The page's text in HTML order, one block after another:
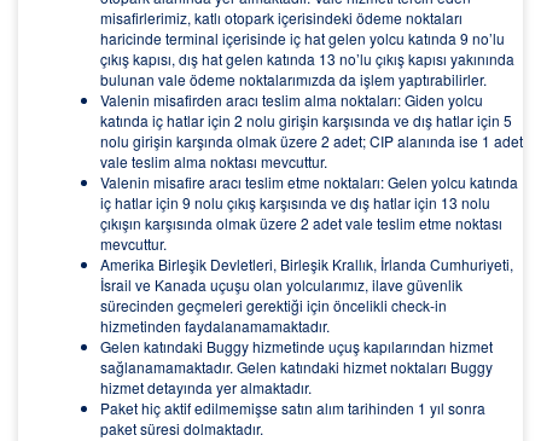
misafirlerimiz, katlı otopark içerisindeki ödeme noktaları
haricinde terminal içerisinde iç hat gelen yolcu katında 9 no’lu
çıkış kapısı, dış hat gelen katında 13 no’lu çıkış kapısı yakınında
bulunan vale ödeme noktalarımızda da işlem yaptırabilirler.
Valenin misafirden aracı teslim alma noktaları: Giden yolcu
katında iç hatlar için 2 nolu girişin karşısında ve dış hatlar için 5
nolu girişin karşında olmak üzere 2 adet; CIP alanında ise 1 adet
vale teslim alma noktası mevcuttur.
Valenin misafire aracı teslim etme noktaları: Gelen yolcu katında
iç hatlar için 9 nolu çıkış karşısında ve dış hatlar için 13 nolu
çıkışın karşısında olmak üzere 2 adet vale teslim etme noktası
mevcuttur.
Amerika Birleşik Devletleri, Birleşik Krallık, İrlanda Cumhuriyeti,
İsrail ve Kanada uçuşu olan yolcularımız, ilave güvenlik
sürecinden geçmeleri gerektiği için öncelikli check-in
hizmetinden faydalanamamaktadır.
Gelen katındaki Buggy hizmetinde uçuş kapılarından hizmet
sağlanamamaktadır. Gelen katındaki hizmet noktaları Buggy
hizmet detayında yer almaktadır.
Paket hiç aktif edilmemişse satın alım tarihinden 1 yıl sonra
paket süresi dolmaktadır.